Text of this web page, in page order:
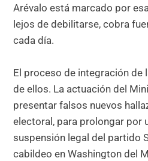
Arévalo está marcado por
lejos de debilitarse, cobra
cada día.
El proceso de integración de
de ellos. La actuación del
presentar falsos nuevos
electoral, para prolongar por
suspensión legal del partido
cabildeo en Washington del